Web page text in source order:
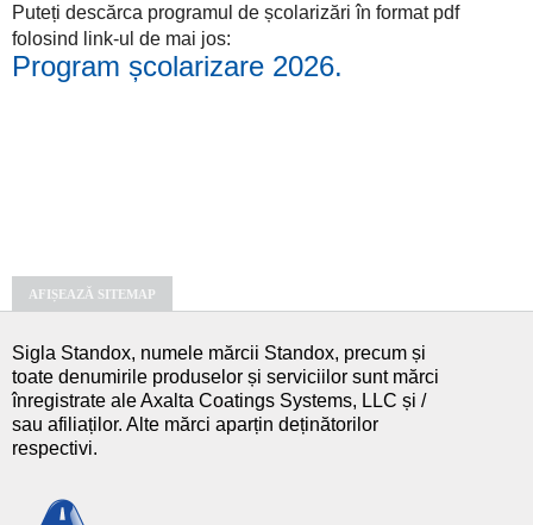
Puteți descărca programul de școlarizări în format pdf
folosind link-ul de mai jos:
Program școlarizare 2026.
AFIȘEAZĂ SITEMAP
Sigla Standox, numele mărcii Standox, precum și
toate denumirile produselor și serviciilor sunt mărci
înregistrate ale Axalta Coatings Systems, LLC și /
sau afiliaților. Alte mărci aparțin deținătorilor
respectivi.